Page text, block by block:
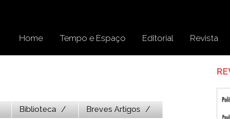
Home Tempo e Espaço Editorial Revista
Biblioteca Breves Artigos